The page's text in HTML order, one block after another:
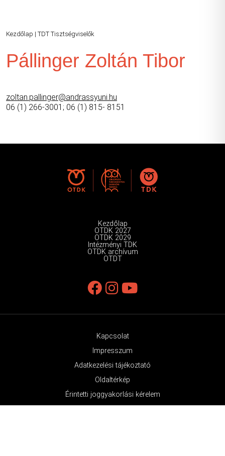
Kezdőlap | TDT Tisztségviselők
Pállinger Zoltán Tibor
zoltan.pallinger@andrassyuni.hu
06 (1) 266-3001; 06 (1) 815- 8151
Kezdőlap
OTDK 2027
OTDK 2029
Intézményi TDK
OTDK archívum
OTDT
Kapcsolat
Impresszum
Adatkezelési tájékoztató
Oldaltérkép
Érintetti joggyakorlási kérelem